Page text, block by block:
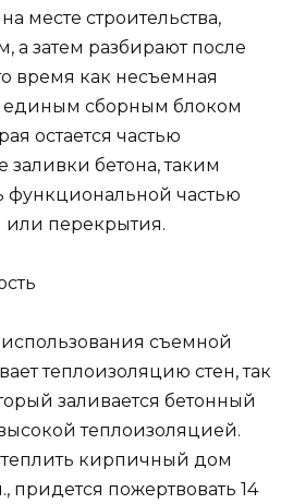
месте строительства,
а затем разбирают после
время как несъемная
единым сборным блоком
остается частью
заливки бетона, таким
функциональной частью
или перекрытия.
использования съемной
теплоизоляцию стен, так
заливается бетонный
теплоизоляцией.
кирпичный дом
придется пожертвовать 14